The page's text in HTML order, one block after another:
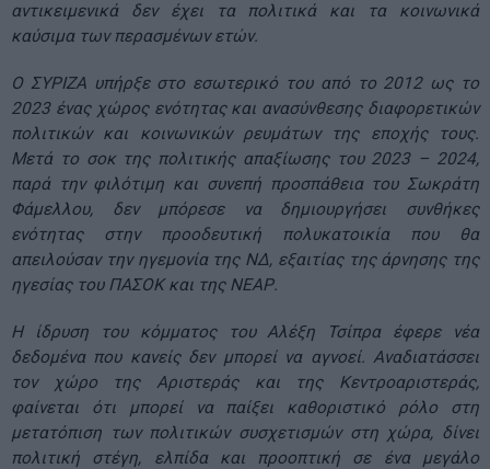
αντικειμενικά δεν έχει τα πολιτικά και τα κοινωνικά
καύσιμα των περασμένων ετών.
Ο ΣΥΡΙΖΑ υπήρξε στο εσωτερικό του από το 2012 ως το
2023 ένας χώρος ενότητας και ανασύνθεσης διαφορετικών
πολιτικών και κοινωνικών ρευμάτων της εποχής τους.
Μετά το σοκ της πολιτικής απαξίωσης του 2023 – 2024,
παρά την φιλότιμη και συνεπή προσπάθεια του Σωκράτη
Φάμελλου, δεν μπόρεσε να δημιουργήσει συνθήκες
ενότητας στην προοδευτική πολυκατοικία που θα
απειλούσαν την ηγεμονία της ΝΔ, εξαιτίας της άρνησης της
ηγεσίας του ΠΑΣΟΚ και της ΝΕΑΡ.
Η ίδρυση του κόμματος του Αλέξη Τσίπρα έφερε νέα
δεδομένα που κανείς δεν μπορεί να αγνοεί. Αναδιατάσσει
τον χώρο της Αριστεράς και της Κεντροαριστεράς,
φαίνεται ότι μπορεί να παίξει καθοριστικό ρόλο στη
μετατόπιση των πολιτικών συσχετισμών στη χώρα, δίνει
πολιτική στέγη, ελπίδα και προοπτική σε ένα μεγάλο